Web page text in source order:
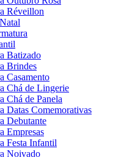
Réveillon
Batizado
Brindes
Casamento
Chá de Lingerie
Chá de Panela
Datas Comemorativas
Debutante
Empresas
Festa Infantil
Noivado